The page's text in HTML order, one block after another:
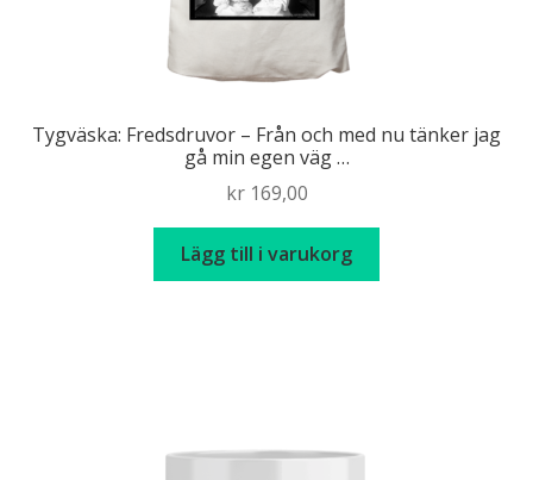
Tygväska: Fredsdruvor – Från och med nu tänker jag
gå min egen väg …
kr169,00
Lägg till i varukorg